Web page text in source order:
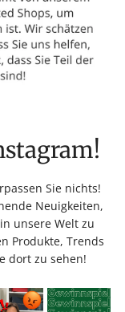
Sie nichts!
Neuigkeiten,
unsere Welt zu
Produkte, Trends
dort zu sehen!